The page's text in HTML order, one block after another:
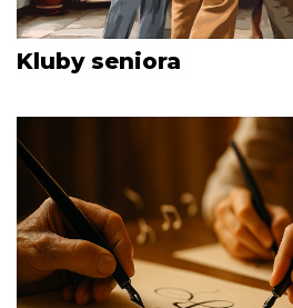
Kluby seniora